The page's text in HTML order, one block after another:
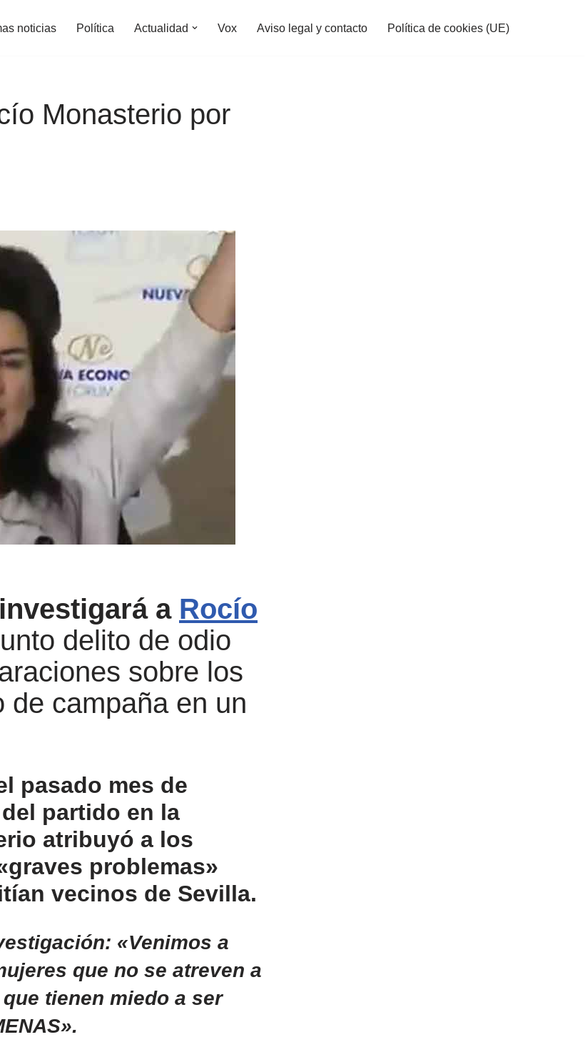
noticias Política Actualidad Vox Aviso legal y contacto Política de cookies (UE)
Monasterio por
a Rocío
delito de odio
sobre los
de campaña en un
pasado mes de
partido en la
atribuyó a los
problemas»
vecinos de Sevilla.
«Venimos a
que no se atreven a
tienen miedo a ser